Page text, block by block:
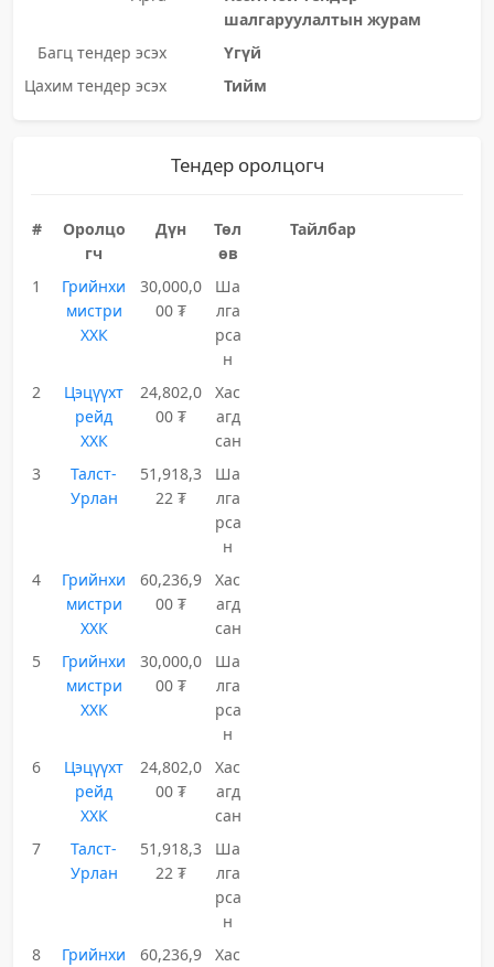
шалгаруулалтын журам
Багц тендер эсэх
Үгүй
Цахим тендер эсэх
Тийм
Тендер оролцогч
#
Оролцо
гч
Дүн
Төл
өв
Тайлбар
1
Грийнхи
мистри
ХХК
30,000,0
00 ₮
Ша
лга
рса
н
2
Цэцүүхт
рейд
ХХК
24,802,0
00 ₮
Хас
агд
сан
3
Талст-
Урлан
51,918,3
22 ₮
Ша
лга
рса
н
4
Грийнхи
мистри
ХХК
60,236,9
00 ₮
Хас
агд
сан
5
Грийнхи
мистри
ХХК
30,000,0
00 ₮
Ша
лга
рса
н
6
Цэцүүхт
рейд
ХХК
24,802,0
00 ₮
Хас
агд
сан
7
Талст-
Урлан
51,918,3
22 ₮
Ша
лга
рса
н
8
Грийнхи
60,236,9
Хас